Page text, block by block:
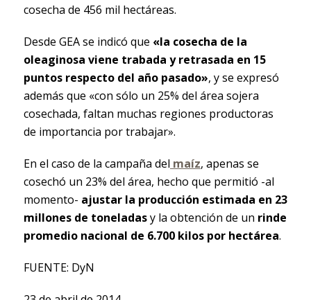
cosecha de 456 mil hectáreas.
Desde GEA se indicó que «la cosecha de la
oleaginosa viene trabada y retrasada en 15
puntos respecto del año pasado», y se expresó
además que «con sólo un 25% del área sojera
cosechada, faltan muchas regiones productoras
de importancia por trabajar».
En el caso de la campaña del maíz, apenas se
cosechó un 23% del área, hecho que permitió -al
momento- ajustar la producción estimada en 23
millones de toneladasy la obtención de un rinde
promedio nacional de 6.700 kilos por hectárea.
FUENTE: DyN